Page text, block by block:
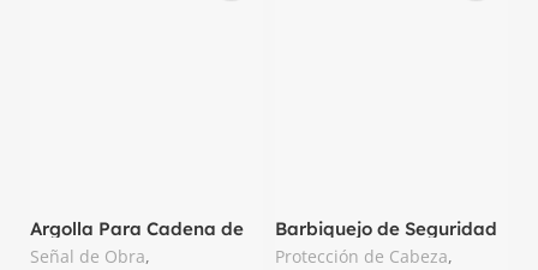
Argolla Para Cadena de
PVC Paquete de 100und.
Señal de Obra,
Barbiquejo de Seguridad
para Casco Nacional
Protección de Cabeza,